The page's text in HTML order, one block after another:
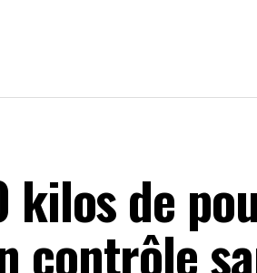
kilos de
contrôle